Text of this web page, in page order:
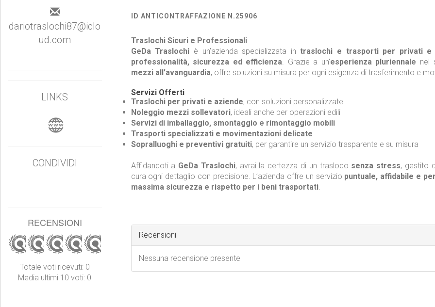
ID ANTICONTRAFFAZIONE N.25906
Traslochi Sicuri e Professionali
GeDa Traslochi è un’azienda specializzata intraslochi e trasporti per privati e
professionalità, sicurezza ed efficienza. Grazie a un'esperienza pluriennale nel
mezzi all’avanguardia, offre soluzioni su misura per ogni esigenza di trasferimento e
Servizi Offerti
Traslochi per privati e aziende, con soluzioni personalizzate
Noleggio mezzi sollevatori, ideali anche per operazioni edili
Servizi di imballaggio, smontaggio e rimontaggio mobili
Trasporti specializzati e movimentazioni delicate
Sopralluoghi e preventivi gratuiti, per garantire un servizio trasparente e su misura
Affidandoti a GeDa Traslochi, avrai la certezza di un trasloco senza stress, gestito
cura ogni dettaglio con precisione. L’azienda offre un servizio puntuale, affidabile e
massima sicurezza e rispetto per i beni trasportati.
Recensioni
Nessuna recensione presente
dariotraslochi87@iclo
ud.com
LINKS
CONDIVIDI
RECENSIONI
Totale voti ricevuti: 0
Media ultimi 10 voti: 0